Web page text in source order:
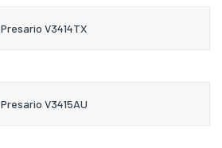
Presario V3414TX
Presario V3415AU